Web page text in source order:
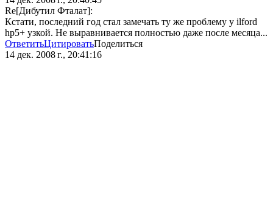
Re[Дибутил Фталат]:
Кстати, последний год стал замечать ту же проблему у ilford
hp5+ узкой. Не выравнивается полностью даже после месяца...
ОтветитьЦитироватьПоделиться
14 дек. 2008 г., 20:41:16